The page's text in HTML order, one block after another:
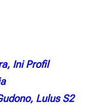
Ini Profil
Lulus S2